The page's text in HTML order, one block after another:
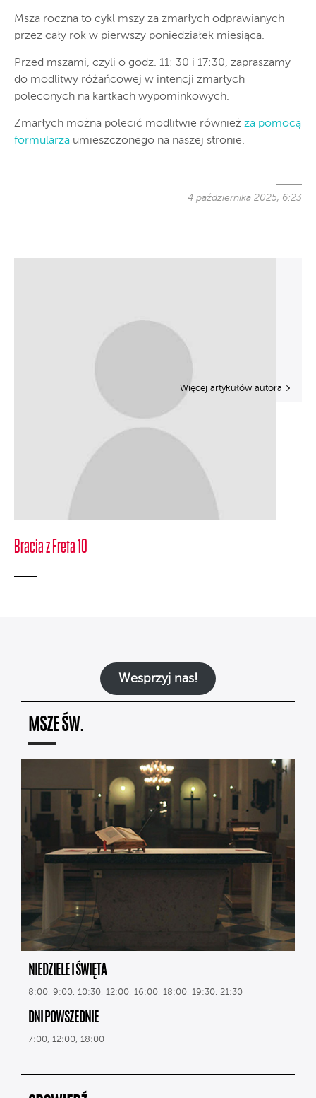
Msza roczna to cykl mszy za zmarłych odprawianych
przez cały rok w pierwszy poniedziałek miesiąca.
Przed mszami, czyli o godz. 11: 30 i 17:30, zapraszamy
do modlitwy różańcowej w intencji zmarłych
poleconych na kartkach wypominkowych.
Zmarłych można polecić modlitwie również za pomocą
formularza umieszczonego na naszej stronie.
4 października 2025, 6:23
Bracia z Freta 10
Więcej artykułów autora
Wesprzyj nas!
MSZE ŚW.
NIEDZIELE I ŚWIĘTA
8:00, 9:00, 10:30, 12:00, 16:00, 18:00, 19:30, 21:30
DNI POWSZEDNIE
7:00, 12:00, 18:00